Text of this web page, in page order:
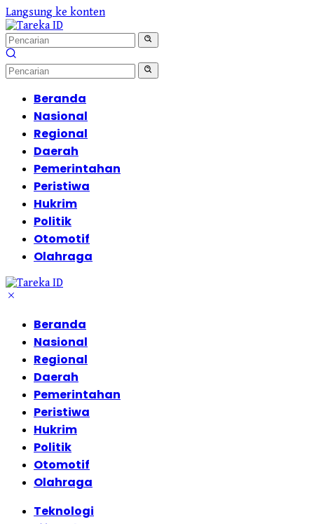
Langsung ke konten
Beranda
Nasional
Regional
Daerah
Pemerintahan
Peristiwa
Hukrim
Politik
Otomotif
Olahraga
Beranda
Nasional
Regional
Daerah
Pemerintahan
Peristiwa
Hukrim
Politik
Otomotif
Olahraga
Teknologi